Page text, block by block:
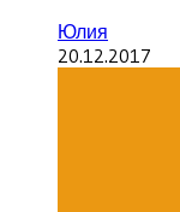
Юлия
20.12.2017